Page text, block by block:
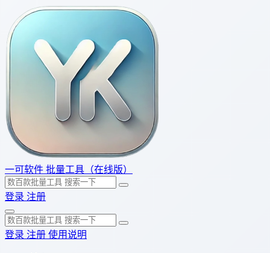
一可软件 批量工具（在线版）
登录 注册
登录 注册 使用说明